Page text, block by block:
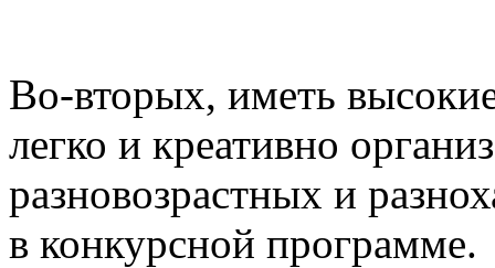
Во-вторых, иметь
легко и креативно
разновозрастных и
в конкурсной программе.